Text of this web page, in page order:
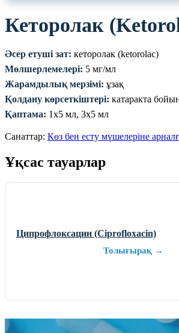
Кеторолак
Әсер етуші зат: кеторолак (ketorolac)
Мөлшерлемелері: 5 мг/мл
Жарамдылық мерзімі: ұзақ
Қолдану көрсеткіштері: катаракта
Қаптама: 1х5 мл, 3х5 мл
Санаттар: Көз бен есту мүшелеріне
Ұқсас тауарлар
Ципрофлоксацин (Ciprofloxacin)
Толығырақ →